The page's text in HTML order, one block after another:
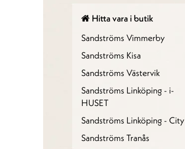
Hitta vara i butik
Sandströms Vimmerby
Sandströms Kisa
Sandströms Västervik
Sandströms Linköping - i-
HUSET
Sandströms Linköping - City
Sandströms Tranås